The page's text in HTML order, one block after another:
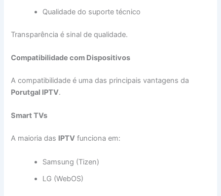
Qualidade do suporte técnico
Transparência é sinal de qualidade.
Compatibilidade com Dispositivos
A compatibilidade é uma das principais vantagens da
Porutgal IPTV.
Smart TVs
A maioria das IPTV funciona em:
Samsung (Tizen)
LG (WebOS)